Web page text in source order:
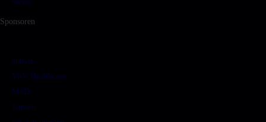
Sponsoren
abbvie
ViiV Healthcare
MSD
Janssen